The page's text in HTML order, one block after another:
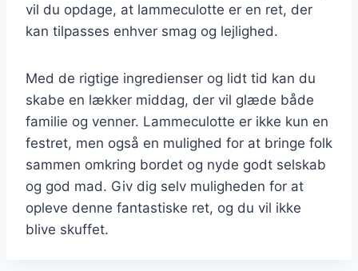
vil du opdage, at lammeculotte er en ret, der
kan tilpasses enhver smag og lejlighed.
Med de rigtige ingredienser og lidt tid kan du
skabe en lækker middag, der vil glæde både
familie og venner. Lammeculotte er ikke kun en
festret, men også en mulighed for at bringe folk
sammen omkring bordet og nyde godt selskab
og god mad. Giv dig selv muligheden for at
opleve denne fantastiske ret, og du vil ikke
blive skuffet.